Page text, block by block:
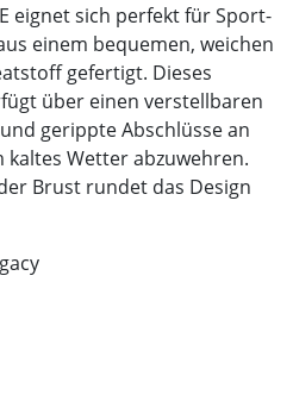
eignet sich perfekt für Sport-
einem bequemen, weichen
gefertigt. Dieses
über einen verstellbaren
gerippte Abschlüsse an
kaltes Wetter abzuwehren.
Brust rundet das Design